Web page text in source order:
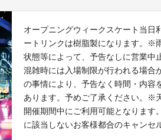
オープニングウィークスケート当
ートリンクは樹脂製になります。※
状態等によって、予告なしに営業
混雑時には入場制限が行われる場
の事情により、予告なく時間・内容
あります。予めご了承ください。※
開催期間中にご利用可能となりま
に該当しないお客様都合のキャンセ